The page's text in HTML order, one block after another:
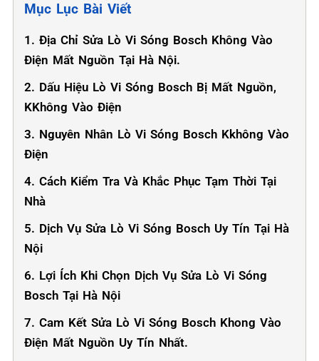
Mục Lục Bài Viết
1. Địa Chỉ Sửa Lò Vi Sóng Bosch Không Vào
Điện Mất Nguồn Tại Hà Nội.
2. Dấu Hiệu Lò Vi Sóng Bosch Bị Mất Nguồn,
KKhông Vào Điện
3. Nguyên Nhân Lò Vi Sóng Bosch Kkhông Vào
Điện
4. Cách Kiểm Tra Và Khắc Phục Tạm Thời Tại
Nhà
5. Dịch Vụ Sửa Lò Vi Sóng Bosch Uy Tín Tại Hà
Nội
6. Lợi Ích Khi Chọn Dịch Vụ Sửa Lò Vi Sóng
Bosch Tại Hà Nội
7. Cam Kết Sửa Lò Vi Sóng Bosch Khong Vào
Điện Mất Nguồn Uy Tín Nhất.